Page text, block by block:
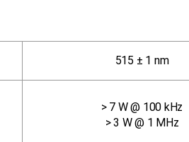
515 ± 1 nm
> 7 W @ 100 kHz
> 3 W @ 1 MHz